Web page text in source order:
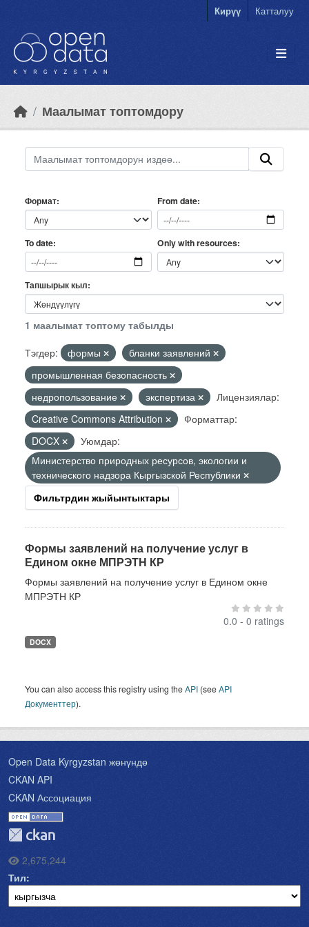
Кирүү Катталуу
Маалымат топтомдору
Формат From date
To date Only with resources
Тапшырык кыл
1 маалымат топтому табылды
Тэгдер:
формы
бланки заявлений
промышленная безопасность
недропользование
экспертиза
Лицензиялар:
Creative Commons Attribution
Форматтар:
DOCX
Уюмдар:
Министерство природных ресурсов, экологии и
технического надзора Кыргызской Республики
Фильтрдин жыйынтыктары
Формы заявлений на получение услуг в
Едином окне МПРЭТН КР
Формы заявлений на получение услуг в Едином окне
МПРЭТН КР
0.0 - 0 ratings
DOCX
You can also access this registry using theAPI (seeAPI
Документтер).
Open Data Kyrgyzstan жөнүндө
CKAN API
CKAN Ассоциация
2,675,244
Тил